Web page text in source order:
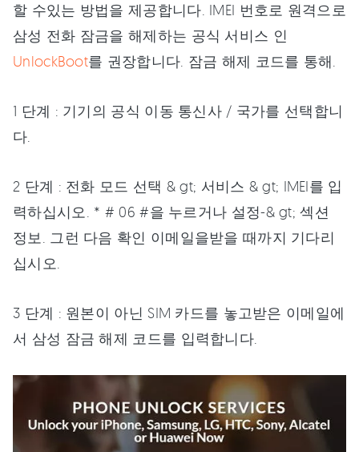
할 수있는 방법을 제공합니다. IMEI 번호로 원격으로
삼성 전화 잠금을 해제하는 공식 서비스 인
UnlockBoot를 권장합니다. 잠금 해제 코드를 통해.
1 단계 : 기기의 공식 이동 통신사 / 국가를 선택합니
다.
2 단계 : 전화 모드 선택 & gt; 서비스 & gt; IMEI를 입
력하십시오. * # 06 #을 누르거나 설정-& gt; 섹션
정보. 그런 다음 확인 이메일을받을 때까지 기다리
십시오.
3 단계 : 원본이 아닌 SIM 카드를 놓고받은 이메일에
서 삼성 잠금 해제 코드를 입력합니다.